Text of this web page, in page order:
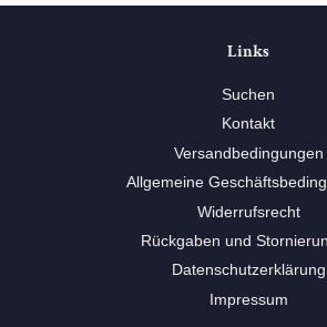
Links
Suchen
Kontakt
Versandbedingungen
Allgemeine
Widerrufsrecht
Rückgaben und
Datenschutzerklärung
Impressum